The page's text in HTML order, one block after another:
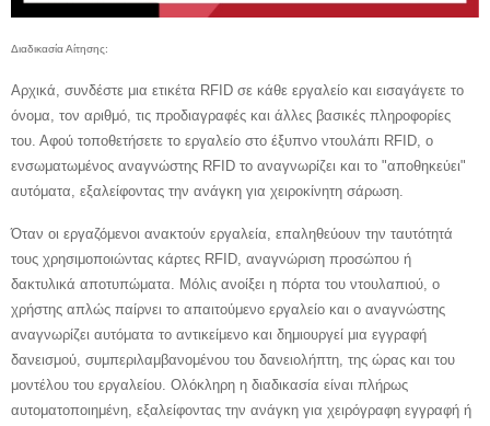
Διαδικασία Αίτησης:
Αρχικά, συνδέστε μια ετικέτα RFID σε κάθε εργαλείο και εισαγάγετε το
όνομα, τον αριθμό, τις προδιαγραφές και άλλες βασικές πληροφορίες
του. Αφού τοποθετήσετε το εργαλείο στο έξυπνο ντουλάπι RFID, ο
ενσωματωμένος αναγνώστης RFID το αναγνωρίζει και το "αποθηκεύει"
αυτόματα, εξαλείφοντας την ανάγκη για χειροκίνητη σάρωση.
Όταν οι εργαζόμενοι ανακτούν εργαλεία, επαληθεύουν την ταυτότητά
τους χρησιμοποιώντας κάρτες RFID, αναγνώριση προσώπου ή
δακτυλικά αποτυπώματα. Μόλις ανοίξει η πόρτα του ντουλαπιού, ο
χρήστης απλώς παίρνει το απαιτούμενο εργαλείο και ο αναγνώστης
αναγνωρίζει αυτόματα το αντικείμενο και δημιουργεί μια εγγραφή
δανεισμού, συμπεριλαμβανομένου του δανειολήπτη, της ώρας και του
μοντέλου του εργαλείου. Ολόκληρη η διαδικασία είναι πλήρως
αυτοματοποιημένη, εξαλείφοντας την ανάγκη για χειρόγραφη εγγραφή ή